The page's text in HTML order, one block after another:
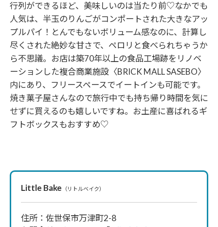
行列ができるほど、美味しいのは当たり前♡なかでも
人気は、半玉のりんごがコンポートされた大きなアッ
プルパイ！とんでもないボリューム感なのに、計算し
尽くされた絶妙な甘さで、ペロリと食べられちゃうか
ら不思議。お店は築70年以上の食品工場跡をリノベ
ーションした複合商業施設〈BRICK MALL SASEBO〉
内にあり、フリースペースでイートインも可能です。
焼き菓子屋さんなので旅行中でも持ち帰り時間を気に
せずに買えるのも嬉しいですね。お土産に喜ばれるギ
フトボックスもおすすめ♡
Little Bake （リトルベイク）
住所：佐世保市万津町2-8